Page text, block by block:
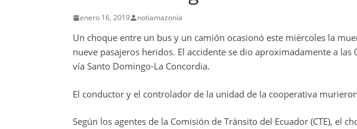
enero 16, 2019 notiamazonia
Un choque entre un bus y un camión ocasionó este miércoles la
nueve pasajeros heridos. El accidente se dio aproximadamente a
vía Santo Domingo-La Concordia.
El conductor y el controlador de la unidad de la cooperativa
Según los agentes de la Comisión de Tránsito del Ecuador (CTE), el